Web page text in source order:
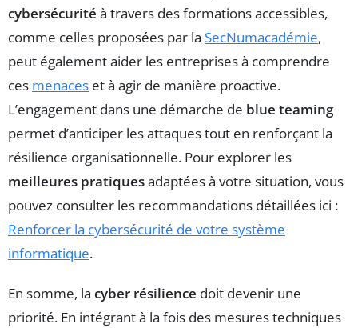
cybersécurité à travers des formations accessibles,
comme celles proposées par la SecNumacadémie,
peut également aider les entreprises à comprendre
ces menaces et à agir de manière proactive.
L’engagement dans une démarche de blue teaming
permet d’anticiper les attaques tout en renforçant la
résilience organisationnelle. Pour explorer les
meilleures pratiquesadaptées à votre situation, vous
pouvez consulter les recommandations détaillées ici :
Renforcer la cybersécurité de votre système
informatique.
En somme, la cyber résilience doit devenir une
priorité. En intégrant à la fois des mesures techniques